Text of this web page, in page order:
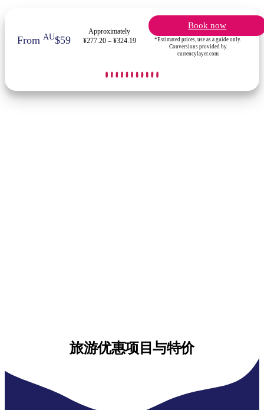
From AU$59
Approximately
¥277.20 – ¥324.19
Book now
*Estimated prices, use as a guide only.
Conversions provided by
currencylayer.com
旅游优惠项目与特价